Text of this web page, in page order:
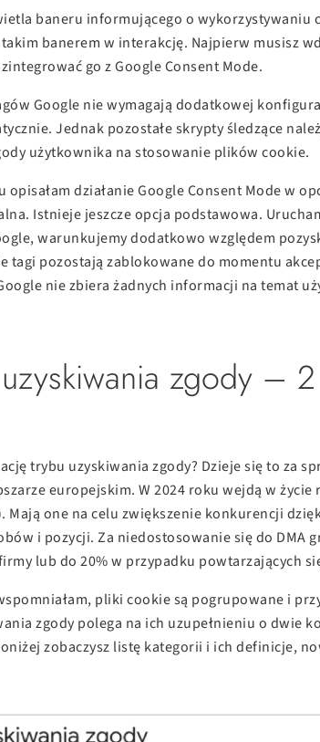
baneru informującego o wykorzystywaniu
banerem w interakcję. Najpierw musisz
go z Google Consent Mode.
Google nie wymagają dodatkowej
Jednak pozostałe skrypty śledzące
użytkownika na stosowanie plików cookie.
opisałam działanie Google Consent Mode w
Istnieje jeszcze opcja podstawowa.
warunkujemy dodatkowo względem
tagi pozostają zablokowane do momentu
nie zbiera żadnych informacji na temat
zgody –
trybu uzyskiwania zgody? Dzieje się to za
europejskim. W 2024 roku wejdą w życie
Mają one na celu zwiększenie konkurencji
i pozycji. Za niedostosowanie się do DMA
lub do 20% w przypadku powtarzających
pliki cookie są pogrupowane i
zgody polega na ich uzupełnieniu o dwie
zobaczysz listę kategorii i ich definicje,